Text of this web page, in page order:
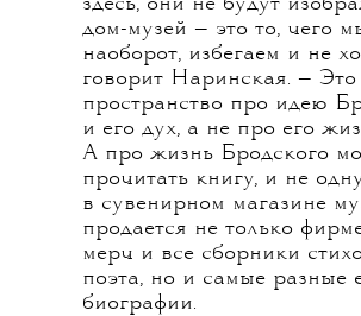
дом-музей — это то, чего
наоборот, избегаем и не
говорит Наринская. — Это
пространство про идею
и его дух, а не про его
А про жизнь Бродского
прочитать книгу, и не
в сувенирном магазине
продается не только
мерч и все сборники
поэта, но и самые разные
биографии.